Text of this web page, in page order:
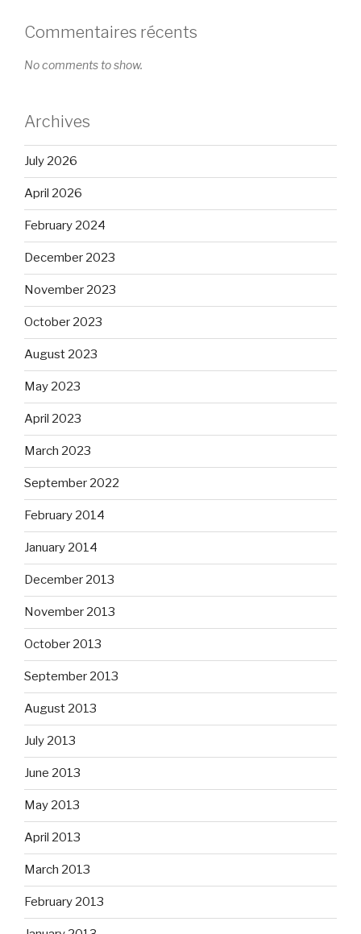
Commentaires récents
No comments to show.
Archives
July 2026
April 2026
February 2024
December 2023
November 2023
October 2023
August 2023
May 2023
April 2023
March 2023
September 2022
February 2014
January 2014
December 2013
November 2013
October 2013
September 2013
August 2013
July 2013
June 2013
May 2013
April 2013
March 2013
February 2013